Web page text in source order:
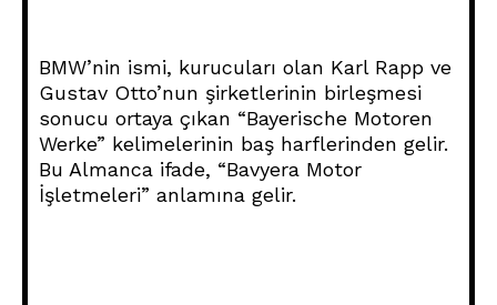
BMW’nin ismi, kurucuları olan Karl Rapp ve
Gustav Otto’nun şirketlerinin birleşmesi
sonucu ortaya çıkan “Bayerische Motoren
Werke” kelimelerinin baş harflerinden gelir.
Bu Almanca ifade, “Bavyera Motor
İşletmeleri” anlamına gelir.